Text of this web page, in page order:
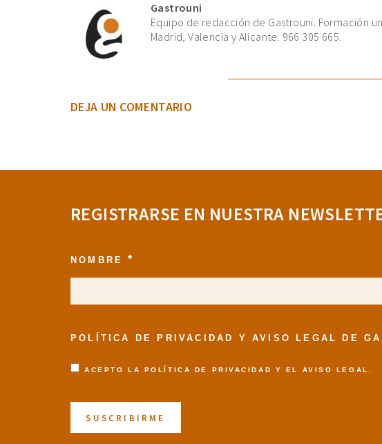
Gastrouni
Equipo de redacción de Gastrouni. Formación
Madrid, Valencia y Alicante. 966 305 665.
DEJA UN COMENTARIO
REGISTRARSE EN NUESTRA
NOMBRE*
POLÍTICA DE PRIVACIDAD Y AVISO LEGAL DE
ACEPTO LA POLÍTICA DE PRIVACIDAD Y EL AVISO LEGAL